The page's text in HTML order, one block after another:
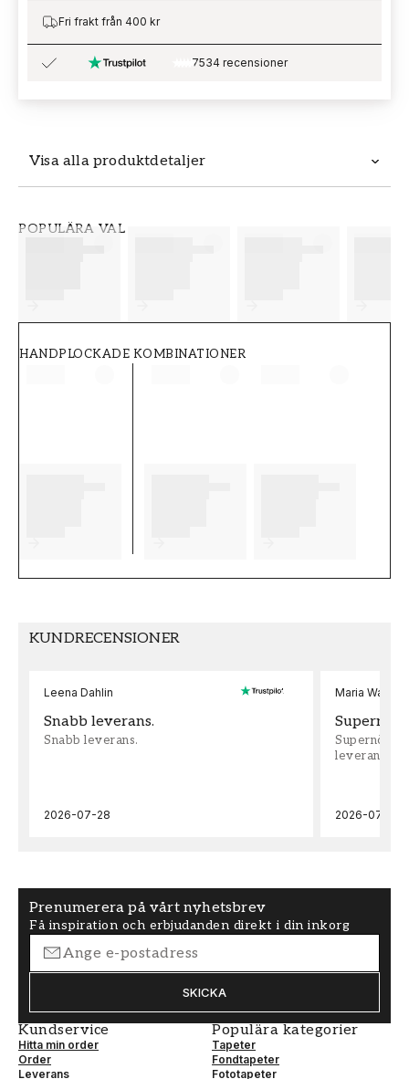
Visa alla produktdetaljer
POPULÄRA VAL
HANDPLOCKADE KOMBINATIONER
Fri frakt från 400 kr
7534 recensioner
KUNDRECENSIONER
Leena Dahlin
Snabb leverans.
Snabb leverans.
2026-07-28
Maria
leveran,
2026-07-22
Prenumerera på vårt nyhetsbrev
Få inspiration och erbjudanden direkt i din inkorg
SKICKA
Kundservice
Hitta min order
Order
Leverans
Populära kategorier
Tapeter
Fondtapeter
Fototapeter